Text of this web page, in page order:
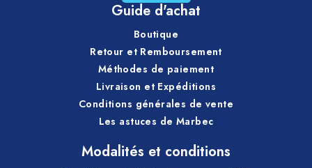
Guide d'achat
Boutique
Retour et Remboursement
Méthodes de paiement
Livraison et Expéditions
Conditions générales de vente
Les astuces de Marbec
Modalités et conditions